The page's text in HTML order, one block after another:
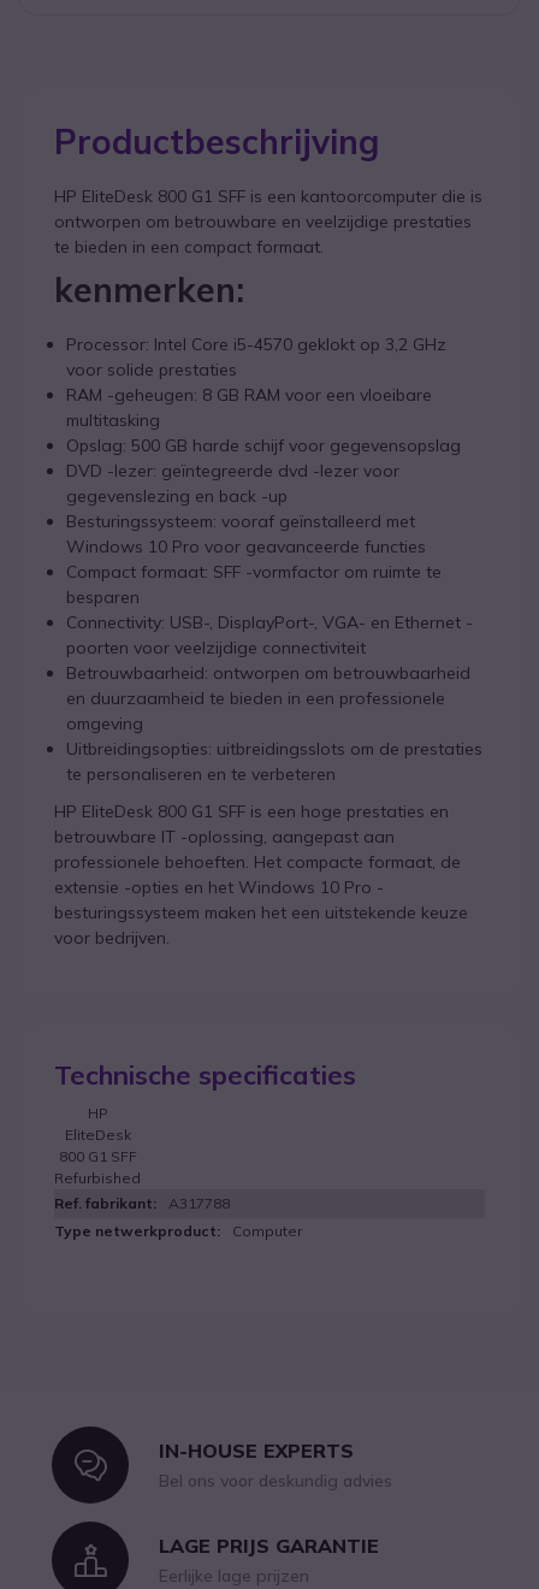
Productbeschrijving
HP EliteDesk 800 G1 SFF is een kantoorcomputer die is
ontworpen om betrouwbare en veelzijdige prestaties
te bieden in een compact formaat.
kenmerken:
Processor: Intel Core i5-4570 geklokt op 3,2 GHz
voor solide prestaties
RAM -geheugen: 8 GB RAM voor een vloeibare
multitasking
Opslag: 500 GB harde schijf voor gegevensopslag
DVD -lezer: geïntegreerde dvd -lezer voor
gegevenslezing en back -up
Besturingssysteem: vooraf geïnstalleerd met
Windows 10 Pro voor geavanceerde functies
Compact formaat: SFF -vormfactor om ruimte te
besparen
Connectivity: USB-, DisplayPort-, VGA- en Ethernet -
poorten voor veelzijdige connectiviteit
Betrouwbaarheid: ontworpen om betrouwbaarheid
en duurzaamheid te bieden in een professionele
omgeving
Uitbreidingsopties: uitbreidingsslots om de prestaties
te personaliseren en te verbeteren
HP EliteDesk 800 G1 SFF is een hoge prestaties en
betrouwbare IT -oplossing, aangepast aan
professionele behoeften. Het compacte formaat, de
extensie -opties en het Windows 10 Pro -
besturingssysteem maken het een uitstekende keuze
voor bedrijven.
Technische specificaties
HP
EliteDesk
800 G1 SFF
Refurbished
A317788
Computer
IconIN-HOUSE EXPERTS
Bel ons voor deskundig advies
IconLAGE PRIJS GARANTIE
Eerlijke lage prijzen